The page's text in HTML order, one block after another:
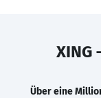
XING
Über eine